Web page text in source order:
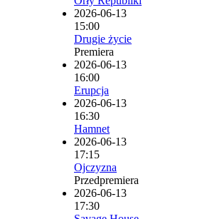
2026-06-13
15:00
Drugie życie
Premiera
2026-06-13
16:00
Erupcja
2026-06-13
16:30
Hamnet
2026-06-13
17:15
Ojczyzna
Przedpremiera
2026-06-13
17:30